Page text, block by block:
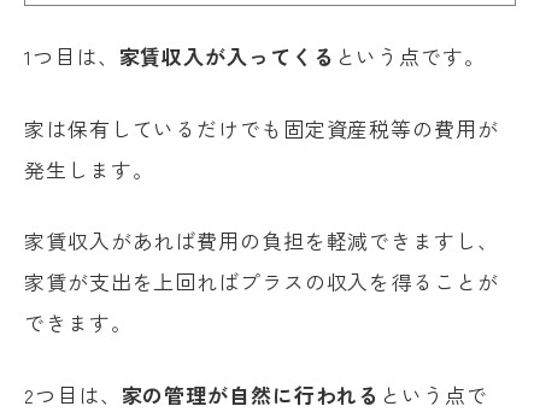
1つ目は、 家賃収入が入ってくる という点です。
家は保有しているだけでも固定資産税等の費用が
発生します。
家賃収入があれば費用の負担を軽減できますし、
家賃が支出を上回ればプラスの収入を得ることが
できます。
2つ目は、 家の管理が自然に行われる という点で